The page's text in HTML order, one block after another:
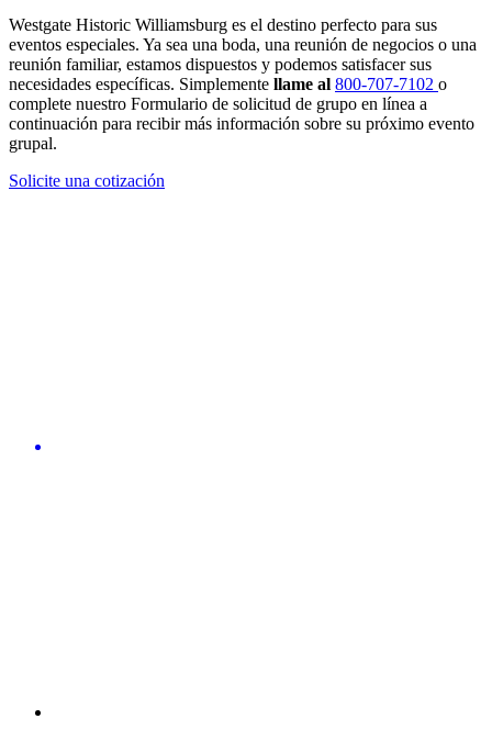
Westgate Historic Williamsburg es el destino perfecto para sus
eventos especiales. Ya sea una boda, una reunión de negocios o una
reunión familiar, estamos dispuestos y podemos satisfacer sus
necesidades específicas. Simplemente llame al 800-707-7102 o
complete nuestro Formulario de solicitud de grupo en línea a
continuación para recibir más información sobre su próximo evento
grupal.
Solicite una cotización